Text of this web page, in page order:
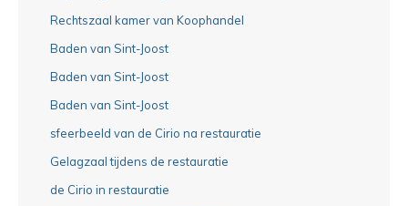
Rechtszaal kamer van Koophandel
Baden van Sint-Joost
Baden van Sint-Joost
Baden van Sint-Joost
sfeerbeeld van de Cirio na restauratie
Gelagzaal tijdens de restauratie
de Cirio in restauratie